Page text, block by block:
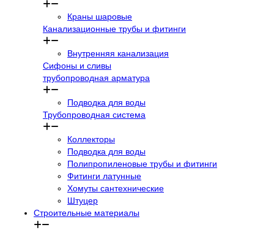
Краны шаровые
Канализационные трубы и фитинги
Внутренняя канализация
Сифоны и сливы
трубопроводная арматура
Подводка для воды
Трубопроводная система
Коллекторы
Подводка для воды
Полипропиленовые трубы и фитинги
Фитинги латунные
Хомуты сантехнические
Штуцер
Строительные материалы